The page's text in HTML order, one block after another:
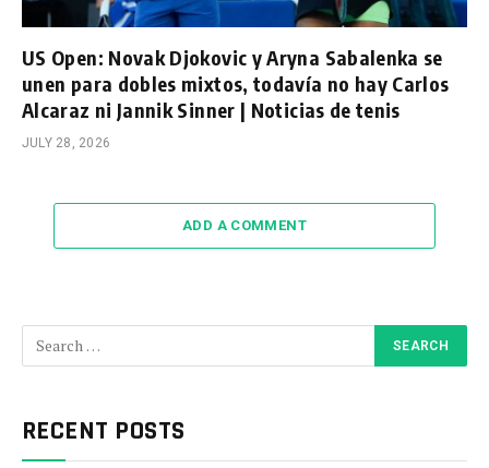
US Open: Novak Djokovic y Aryna Sabalenka se
unen para dobles mixtos, todavía no hay Carlos
Alcaraz ni Jannik Sinner | Noticias de tenis
JULY 28, 2026
ADD A COMMENT
RECENT POSTS